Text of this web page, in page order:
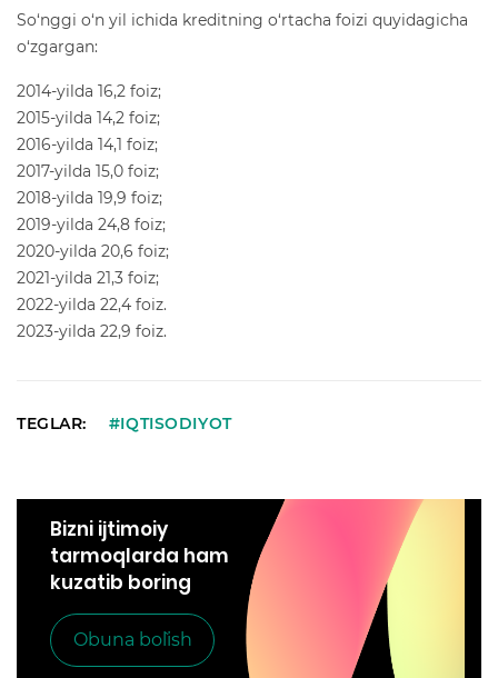
So‘nggi o‘n yil ichida kreditning o‘rtacha foizi quyidagicha
o‘zgargan:
2014-yilda 16,2 foiz;
2015-yilda 14,2 foiz;
2016-yilda 14,1 foiz;
2017-yilda 15,0 foiz;
2018-yilda 19,9 foiz;
2019-yilda 24,8 foiz;
2020-yilda 20,6 foiz;
2021-yilda 21,3 foiz;
2022-yilda 22,4 foiz.
2023-yilda 22,9 foiz.
TEGLAR: #IQTISODIYOT
Bizni ijtimoiy
tarmoqlarda ham
kuzatib boring
Obuna bo`lish